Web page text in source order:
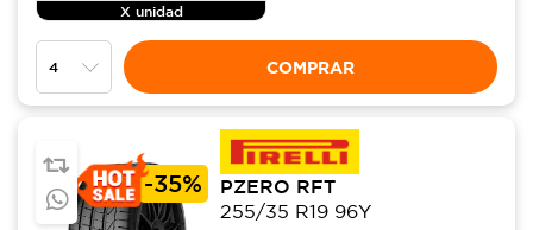
X unidad
COMPRAR
-35%
PZERO RFT
255/35 R19 96Y